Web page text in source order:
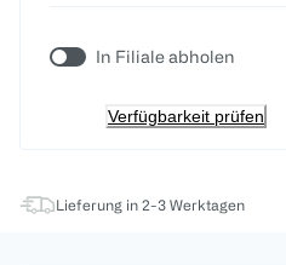
In Filiale abholen
Verfügbarkeit prüfen
Lieferung in 2-3 Werktagen